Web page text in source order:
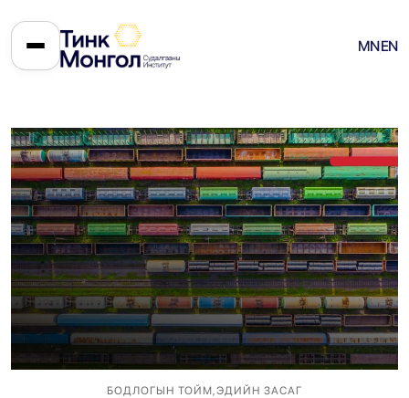
MNEN
БОДЛОГЫН ТОЙМ,ЭДИЙН ЗАСАГ